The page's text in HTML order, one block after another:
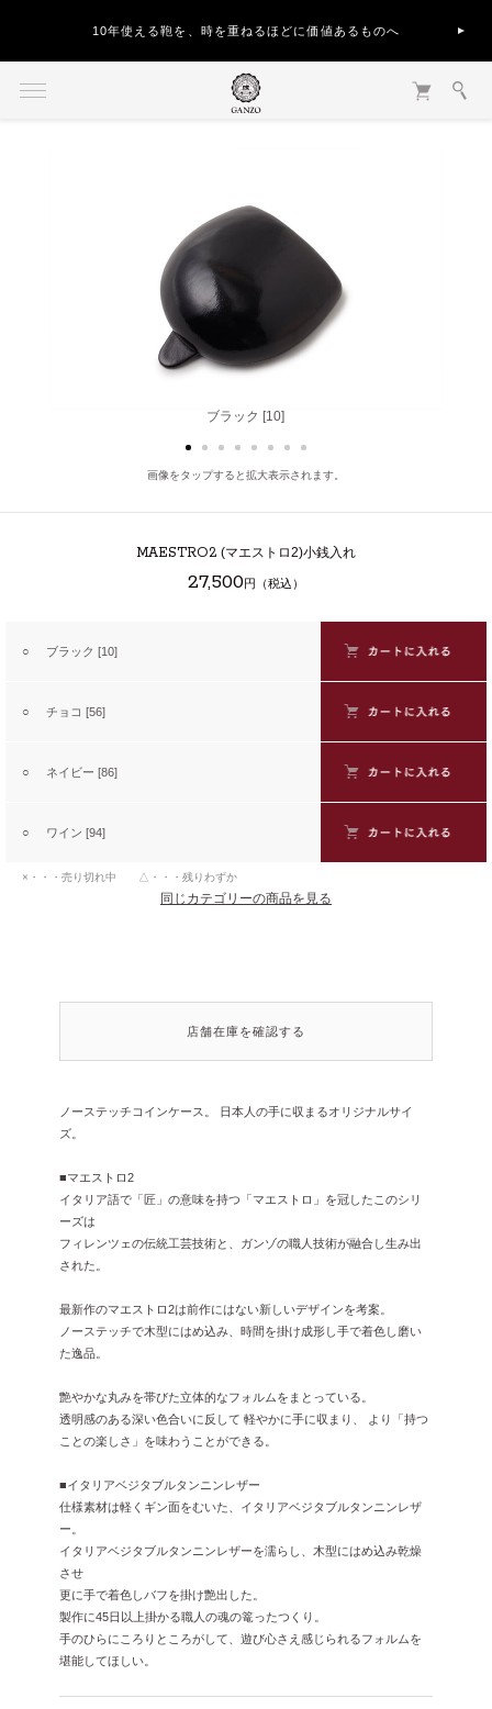
10年使える鞄を、時を重ねるほどに価値あるものへ
ブラック [10]
チョコ [56]
画像をタップすると拡大表示されます。
MAESTRO2 (マエストロ2)小銭入れ
27,500円（税込）
○ ブラック [10]
○ チョコ [56]
○ ネイビー [86]
○ ワイン [94]
×・・・売り切れ中 △・・・残りわずか
同じカテゴリーの商品を見る
店舗在庫を確認する
ノーステッチコインケース。
日本人の手に収まるオリジナルサイ
ズ。
■マエストロ2
イタリア語で「匠」の意味を持つ「マエストロ」を冠したこのシリ
ーズは
フィレンツェの伝統工芸技術と、ガンゾの職人技術が融合し生み出
された。
最新作のマエストロ2は前作にはない新しいデザインを考案。
ノーステッチで木型にはめ込み、時間を掛け成形し手で着色し磨い
た逸品。
艶やかな丸みを帯びた立体的なフォルムをまとっている。
透明感のある深い色合いに反して 軽やかに手に収まり、
より「持つ
ことの楽しさ」を味わうことができる。
■イタリアベジタブルタンニンレザー
仕様素材は軽くギン面をむいた、イタリアベジタブルタンニンレザ
ー。
イタリアベジタブルタンニンレザーを濡らし、木型にはめ込み乾燥
させ
更に手で着色しバフを掛け艶出した。
製作に45日以上掛かる職人の魂の篭ったつくり。
手のひらにころりところがして、遊び心さえ感じられるフォルムを
堪能してほしい。